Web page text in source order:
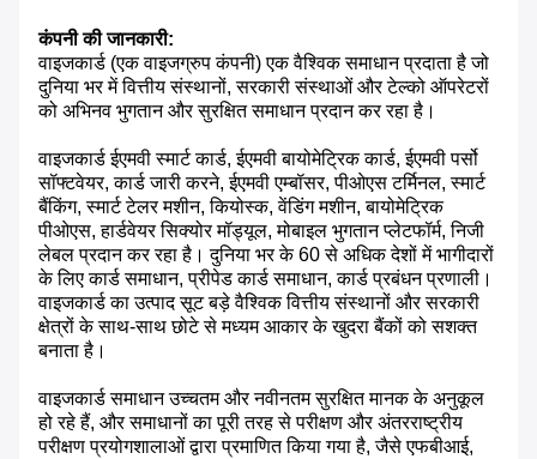
कंपनी की जानकारी:
वाइजकार्ड (एक वाइजग्रुप कंपनी) एक वैश्विक समाधान प्रदाता है जो
दुनिया भर में वित्तीय संस्थानों, सरकारी संस्थाओं और टेल्को ऑपरेटरों
को अभिनव भुगतान और सुरक्षित समाधान प्रदान कर रहा है।
वाइजकार्ड ईएमवी स्मार्ट कार्ड, ईएमवी बायोमेट्रिक कार्ड, ईएमवी पर्सो
सॉफ्टवेयर, कार्ड जारी करने, ईएमवी एम्बॉसर, पीओएस टर्मिनल, स्मार्ट
बैंकिंग, स्मार्ट टेलर मशीन, कियोस्क, वेंडिंग मशीन, बायोमेट्रिक
पीओएस, हार्डवेयर सिक्योर मॉड्यूल, मोबाइल भुगतान प्लेटफॉर्म, निजी
लेबल प्रदान कर रहा है। दुनिया भर के 60 से अधिक देशों में भागीदारों
के लिए कार्ड समाधान, प्रीपेड कार्ड समाधान, कार्ड प्रबंधन प्रणाली।
वाइजकार्ड का उत्पाद सूट बड़े वैश्विक वित्तीय संस्थानों और सरकारी
क्षेत्रों के साथ-साथ छोटे से मध्यम आकार के खुदरा बैंकों को सशक्त
बनाता है।
वाइजकार्ड समाधान उच्चतम और नवीनतम सुरक्षित मानक के अनुकूल
हो रहे हैं, और समाधानों का पूरी तरह से परीक्षण और अंतरराष्ट्रीय
परीक्षण प्रयोगशालाओं द्वारा प्रमाणित किया गया है, जैसे एफबीआई,